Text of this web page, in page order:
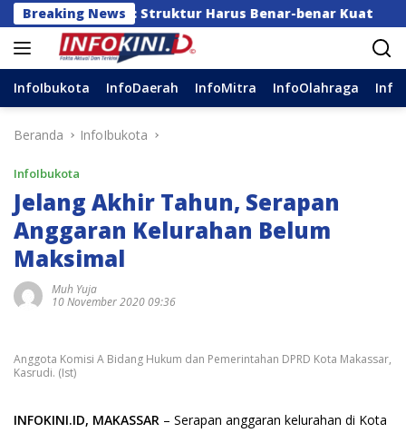
Langsung
ke
konten
Breaking News
Sulsel: Struktur Harus Benar-benar Kuat
InfoIbukota InfoDaerah InfoMitra InfoOlahraga
Beranda InfoIbukota
InfoIbukota
Jelang Akhir Tahun, Serapan
Anggaran Kelurahan Belum
Maksimal
Muh Yuja
10 November 2020 09:36
Anggota Komisi A Bidang Hukum dan Pemerintahan DPRD Kota Makassar,
Kasrudi. (Ist)
INFOKINI.ID, MAKASSAR – Serapan anggaran kelurahan di Kota